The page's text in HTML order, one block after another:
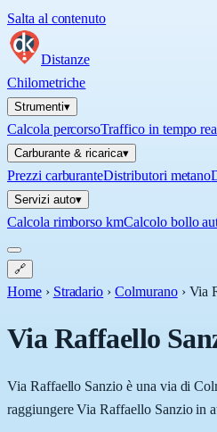
Salta al contenuto
Distanze
Chilometriche
Strumenti▾
Calcola percorsoTraffico in tempo
Carburante & ricarica▾
Prezzi carburanteDistributori metano
Servizi auto▾
Calcola rimborso kmCalcolo bollo
🔗
Home › Stradario › Colmurano › Via
Via Raffaello
Via Raffaello Sanzio è una via di
raggiungere Via Raffaello Sanzio in